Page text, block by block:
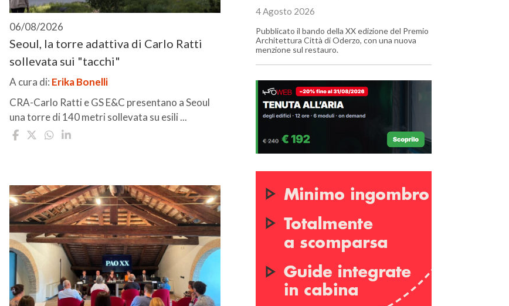
06/08/2026
Seoul, la torre adattiva di Carlo Ratti
sollevata sui "tacchi"
A cura di: Erika Bonelli
CRA-Carlo Ratti e GS E&C presentano a Seoul
una torre di 140 metri sollevata su esili ...
4 Agosto 2026
Pubblicato il bando della XX edizione del Premio
Architettura Città di Oderzo, con una nuova
menzione sul restauro.